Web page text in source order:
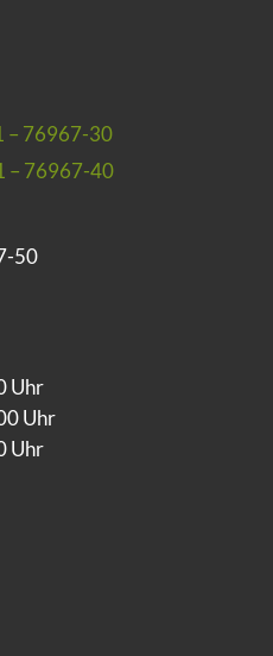
– 76967-30
– 76967-40
50
Uhr
Uhr
Uhr